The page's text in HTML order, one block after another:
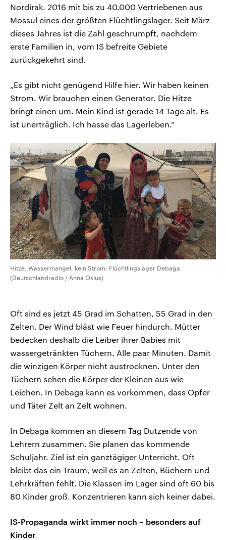
Nordirak. 2016 mit bis zu 40.000 Vertriebenen aus
Mossul eines der größten Flüchtlingslager. Seit März
dieses Jahres ist die Zahl geschrumpft, nachdem
erste Familien in, vom IS befreite Gebiete
zurückgekehrt sind.
„Es gibt nicht genügend Hilfe hier. Wir haben keinen
Strom. Wir brauchen einen Generator. Die Hitze
bringt einen um. Mein Kind ist gerade 14 Tage alt. Es
ist unerträglich. Ich hasse das Lagerleben.“
Hitze, Wassermangel, kein Strom: Flüchtlingslager Debaga
(Deutschlandradio / Anna Osius)
Oft sind es jetzt 45 Grad im Schatten, 55 Grad in den
Zelten. Der Wind bläst wie Feuer hindurch. Mütter
bedecken deshalb die Leiber ihrer Babies mit
wassergetränkten Tüchern. Alle paar Minuten. Damit
die winzigen Körper nicht austrocknen. Unter den
Tüchern sehen die Körper der Kleinen aus wie
Leichen. In Debaga kann es vorkommen, dass Opfer
und Täter Zelt an Zelt wohnen.
In Debaga kommen an diesem Tag Dutzende von
Lehrern zusammen. Sie planen das kommende
Schuljahr. Ziel ist ein ganztägiger Unterricht. Oft
bleibt das ein Traum, weil es an Zelten, Büchern und
Lehrkräften fehlt. Die Klassen im Lager sind oft 60 bis
80 Kinder groß. Konzentrieren kann sich keiner dabei.
IS-Propaganda wirkt immer noch – besonders auf
Kinder